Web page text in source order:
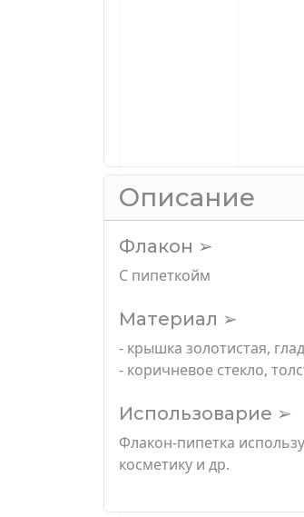
Описание
Флакон ➢
С пипеткойм
Материал ➢
- крышка золотистая,
- коричневое стекло,
Использоварие ➢
Флакон-пипетка
косметику и др.